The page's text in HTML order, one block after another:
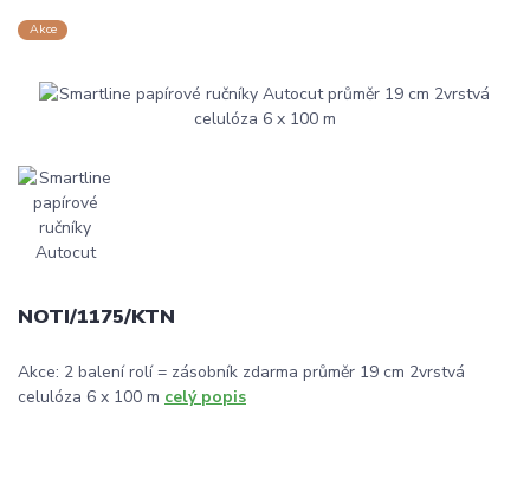
Akce
NOTI/1175/KTN
Akce: 2 balení rolí = zásobník zdarma průměr 19 cm 2vrstvá
celulóza 6 x 100 m celý popis